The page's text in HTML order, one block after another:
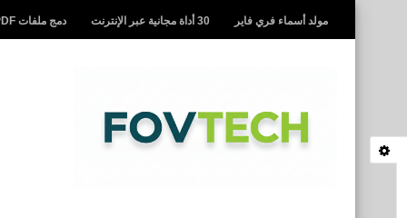
مولد أسماء فري فاير 30 أداة مجانية عبر الإنترنت دمج ملفات PDF